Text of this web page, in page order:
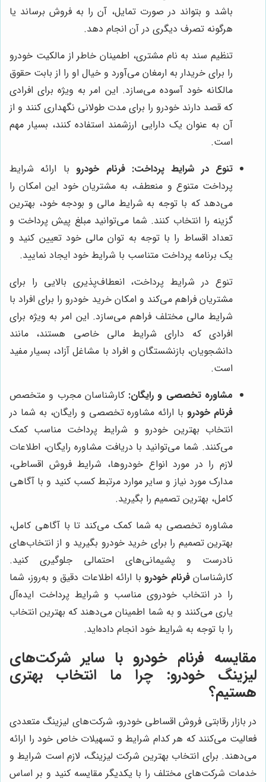
باشد و بتواند در صورت تمایل، آن را به فروش برساند یا
هرگونه تصرف دیگری در آن انجام دهد.
تنظیم سند به نام مشتری، اطمینان خاطر از مالکیت خودرو
را برای خریدار به ارمغان می‌آورد و خیال او را از بابت حقوق
مالکانه خود آسوده می‌سازد. این امر به ویژه برای افرادی
که قصد دارند خودرو را برای مدت طولانی نگهداری کنند و از
آن به عنوان یک دارایی ارزشمند استفاده کنند، بسیار مهم
است.
تنوع در شرایط پرداخت: فرنام خودرو با ارائه شرایط
پرداخت متنوع و منعطف، به مشتریان خود این امکان را
می‌دهد که با توجه به شرایط مالی و بودجه خود، بهترین
گزینه را انتخاب کنند. شما می‌توانید مبلغ پیش پرداخت و
تعداد اقساط را با توجه به توان مالی خود تعیین کنید و
یک برنامه پرداخت متناسب با شرایط خود ایجاد نمایید.
تنوع در شرایط پرداخت، انعطاف‌پذیری بالایی را برای
مشتریان فراهم می‌کند و امکان خرید خودرو را برای افراد با
شرایط مالی مختلف فراهم می‌سازد. این امر به ویژه برای
افرادی که دارای شرایط مالی خاصی هستند، مانند
دانشجویان، بازنشستگان و افراد با مشاغل آزاد، بسیار مفید
است.
مشاوره تخصصی و رایگان: کارشناسان مجرب و متخصص
فرنام خودرو با ارائه مشاوره تخصصی و رایگان، به شما در
انتخاب بهترین خودرو و شرایط پرداخت مناسب کمک
می‌کنند. شما می‌توانید با دریافت مشاوره رایگان، اطلاعات
لازم را در مورد انواع خودروها، شرایط فروش اقساطی،
مدارک مورد نیاز و سایر موارد مرتبط کسب کنید و با آگاهی
کامل، بهترین تصمیم را بگیرید.
مشاوره تخصصی به شما کمک می‌کند تا با آگاهی کامل،
بهترین تصمیم را برای خرید خودرو بگیرید و از انتخاب‌های
نادرست و پشیمانی‌های احتمالی جلوگیری کنید.
کارشناسانفرنام خودرو با ارائه اطلاعات دقیق و به‌روز، شما
را در انتخاب خودروی مناسب و شرایط پرداخت ایده‌آل
یاری می‌کنند و به شما اطمینان می‌دهند که بهترین انتخاب
را با توجه به شرایط خود انجام داده‌اید.
مقایسه فرنام خودرو با سایر شرکت‌های
لیزینگ خودرو: چرا ما انتخاب بهتری
هستیم؟
در بازار رقابتی فروش اقساطی خودرو، شرکت‌های لیزینگ متعددی
فعالیت می‌کنند که هر کدام شرایط و تسهیلات خاص خود را ارائه
می‌دهند. برای انتخاب بهترین شرکت لیزینگ، لازم است شرایط و
خدمات شرکت‌های مختلف را با یکدیگر مقایسه کنید و بر اساس